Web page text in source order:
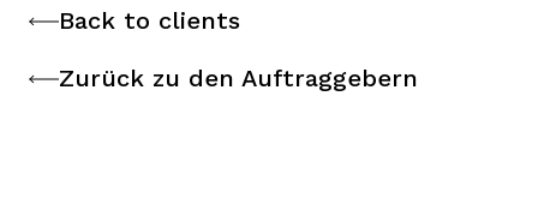
Back to clients
Zurück zu den Auftraggebern